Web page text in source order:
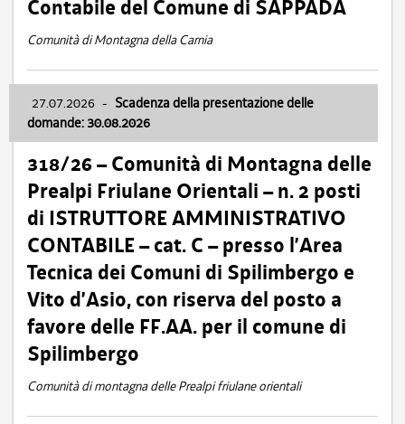
Contabile del Comune di SAPPADA
Comunità di Montagna della Carnia
27.07.2026 - Scadenza della presentazione delle
domande: 30.08.2026
318/26 – Comunità di Montagna delle
Prealpi Friulane Orientali – n. 2 posti
di ISTRUTTORE AMMINISTRATIVO
CONTABILE – cat. C – presso l’Area
Tecnica dei Comuni di Spilimbergo e
Vito d’Asio, con riserva del posto a
favore delle FF.AA. per il comune di
Spilimbergo
Comunità di montagna delle Prealpi friulane orientali